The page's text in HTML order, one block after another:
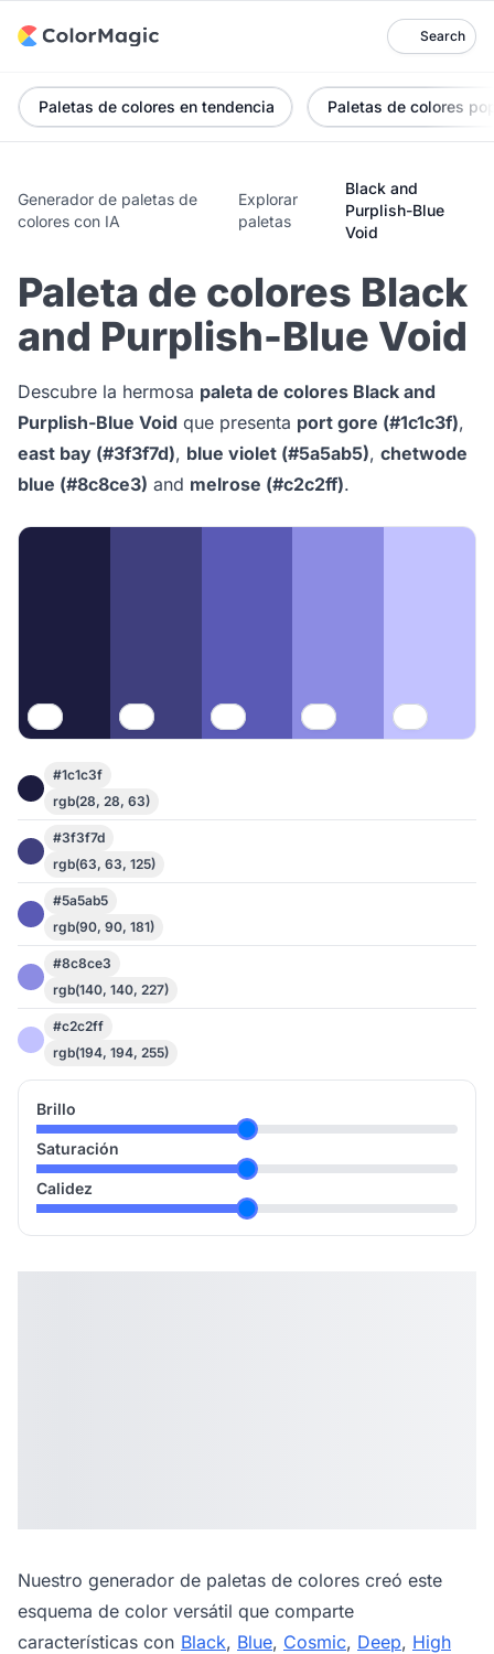
Search
Paletas de colores en tendencia Paletas de colores
Generador de paletas de
colores con IA
Explorar
paletas
Black and
Purplish-Blue
Void
Paleta de colores Black
and Purplish-Blue Void
Descubre la hermosa paleta de colores Black and
Purplish-Blue Void que presenta port gore (#1c1c3f),
east bay (#3f3f7d), blue violet (#5a5ab5), chetwode
blue (#8c8ce3) and melrose (#c2c2ff).
#1c1c3f
rgb(28, 28, 63)
#3f3f7d
rgb(63, 63, 125)
#5a5ab5
rgb(90, 90, 181)
#8c8ce3
rgb(140, 140, 227)
#c2c2ff
rgb(194, 194, 255)
Brillo
Saturación
Calidez
Nuestro generador de paletas de colores creó este
esquema de color versátil que comparte
características con Black, Blue, Cosmic, Deep, High